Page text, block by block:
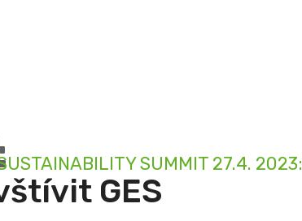
SUMMIT 27.4. 2023:
GES